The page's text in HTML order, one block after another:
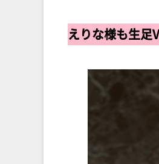
えりな様も生足